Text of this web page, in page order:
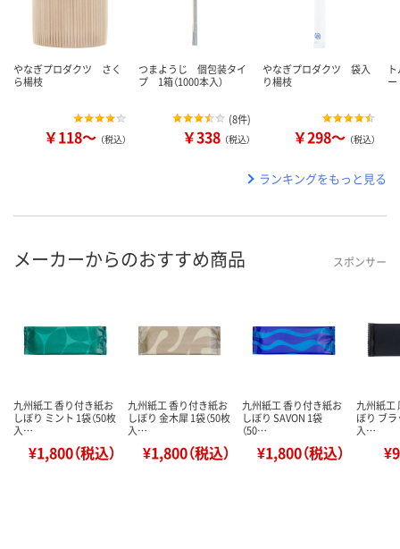
やなぎプロダクツ さく
ら楊枝
￥118～ （税込）
つまようじ 個包装タイ
プ 1箱（1000本入）
(8件)
￥338 （税込）
やなぎプロダクツ 袋入
り楊枝
￥298～ （税込）
ランキングをもっと見る
メーカーからのおすすめ商品 スポンサー
九州紙工 香り付き紙お
しぼり ミント 1袋（50枚
入…
¥1,800（税込）
九州紙工 香り付き紙お
しぼり 金木犀 1袋（50枚
入…
¥1,800（税込）
九州紙工 香り付き紙お
しぼり SAVON 1袋
（50…
¥1,800（税込）
九州紙工
ぼり ブラ
入…